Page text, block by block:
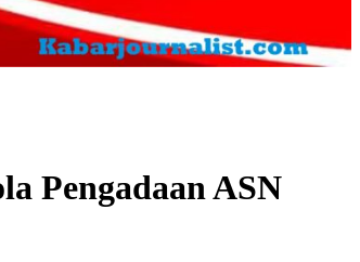
Pengadaan ASN